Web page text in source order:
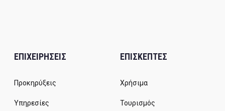
ΕΠΙΧΕΙΡΗΣΕΙΣ
Προκηρύξεις
Υπηρεσίες
ΕΠΙΣΚΕΠΤΕΣ
Χρήσιμα
Τουρισμός